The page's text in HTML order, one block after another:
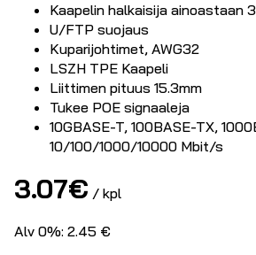
Kaapelin halkaisija ainoastaan
U/FTP suojaus
Kuparijohtimet, AWG32
LSZH TPE Kaapeli
Liittimen pituus 15.3mm
Tukee POE signaaleja
10GBASE-T, 100BASE-TX,
10/100/1000/10000 Mbit/s
3.07€ / kpl
Alv 0%: 2.45 €